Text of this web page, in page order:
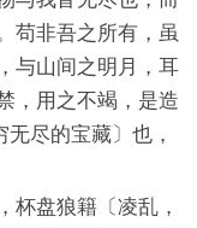
苟非吾之所有，虽
与山间之明月，耳
，用之不竭，是造
尽的宝藏〕也，
盘狼籍〔凌乱，